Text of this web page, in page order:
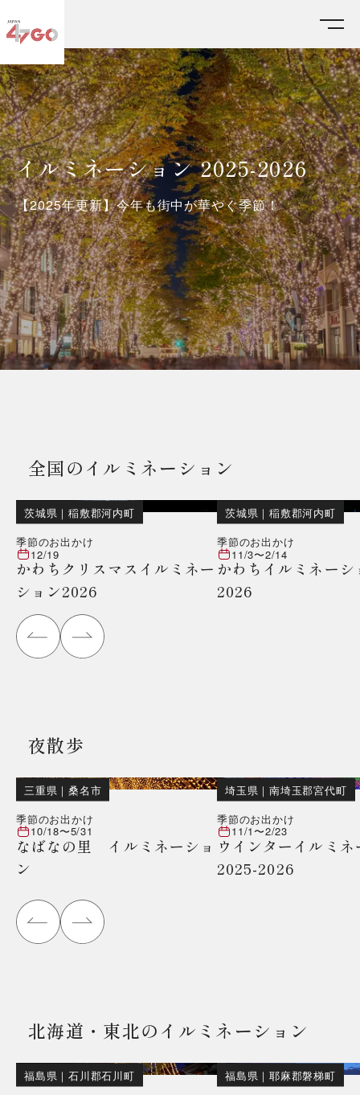
HOME テーマ特集 イルミネーション 2025-2026
イルミネーション 2025-2026
【2025年更新】今年も街中が華やぐ季節！
全国のイルミネーション
茨城県 ｜稲敷郡河内町
季節のお出かけ
12/19
かわちクリスマスイルミネー
ション2026
茨城県 ｜稲敷郡河内町
季節のお出かけ
11/3〜2/14
かわちイルミネーシ
2026
夜散歩
三重県 ｜桑名市
季節のお出かけ
10/18〜5/31
なばなの里 イルミネーショ
ン
埼玉県 ｜南埼玉郡宮代町
季節のお出かけ
11/1〜2/23
ウインターイルミ
2025-2026
北海道・東北のイルミネーション
福島県 ｜石川郡石川町
福島県 ｜耶麻郡磐梯町